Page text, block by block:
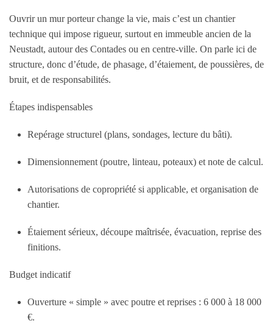
Ouvrir un mur porteur change la vie, mais c’est un chantier
technique qui impose rigueur, surtout en immeuble ancien de la
Neustadt, autour des Contades ou en centre-ville. On parle ici de
structure, donc d’étude, de phasage, d’étaiement, de poussières, de
bruit, et de responsabilités.
Étapes indispensables
Repérage structurel (plans, sondages, lecture du bâti).
Dimensionnement (poutre, linteau, poteaux) et note de calcul.
Autorisations de copropriété si applicable, et organisation de
chantier.
Étaiement sérieux, découpe maîtrisée, évacuation, reprise des
finitions.
Budget indicatif
Ouverture « simple » avec poutre et reprises : 6 000 à 18 000
€.